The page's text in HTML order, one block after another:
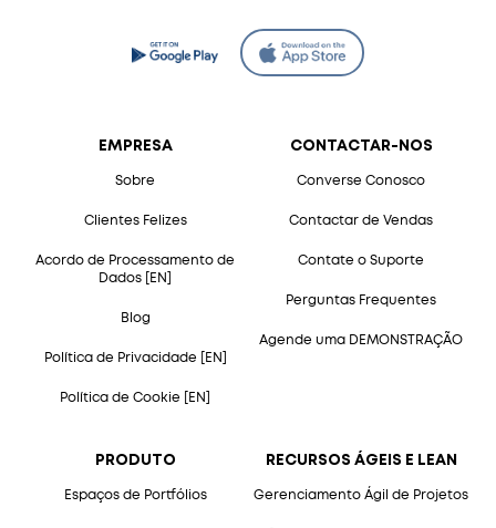
EMPRESA
Sobre
Clientes Felizes
Acordo de Processamento de
Dados [EN]
Blog
Política de Privacidade [EN]
Política de Cookie [EN]
PRODUTO
Espaços de Portfólios
RECURSOS ÁGEIS E LEAN
Gerenciamento Ágil de Projetos
CONTACTAR-NOS
Converse Conosco
Contactar de Vendas
Contate o Suporte
Perguntas Frequentes
Agende uma DEMONSTRAÇÃO